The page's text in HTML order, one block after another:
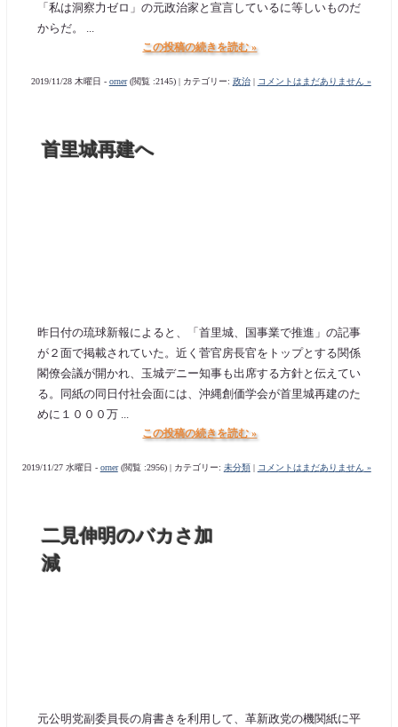
「私は洞察力ゼロ」の元政治家と宣言しているに等しいものだ
からだ。 ...
この投稿の続きを読む »
2019/11/28 木曜日 - orner(閲覧 :2145) | カテゴリー: 政治| コメントはまだありません »
首里城再建へ
昨日付の琉球新報によると、「首里城、国事業で推進」の記事
が２面で掲載されていた。近く菅官房長官をトップとする関係
閣僚会議が開かれ、玉城デニー知事も出席する方針と伝えてい
る。同紙の同日付社会面には、沖縄創価学会が首里城再建のた
めに１０００万 ...
この投稿の続きを読む »
2019/11/27 水曜日 - orner(閲覧 :2956) | カテゴリー: 未分類 コメントはまだありません »
二見伸明のバカさ加
減
元公明党副委員長の肩書きを利用して、革新政党の機関紙に平